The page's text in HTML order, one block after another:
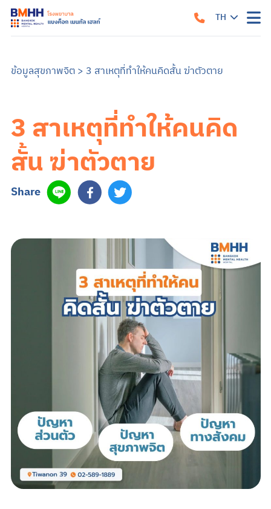
TH
หน้าแรก
เกี่ยวกับเรา
คำแนะนำเมื่อมาถึงโรงพยาบาล
สิ่งอำนวยความสะดวก
คำแนะนำสำหรับผู้ป่วยใน
ข้อมูลสำหรับครอบครัว
บริการของเรา
บริการสำหรับผู้ป่วยนอก
ศูนย์รักษาโรคซึมเศร้าครบวงจร
การบำบัด
บริการสำหรับผู้ป่วยใน
อาการและการรักษา
ซึมเศร้า
วิตกกังวล
จิตเภท
อารมณ์สองขั้ว
สมองเสื่อม
ออทิสติก หรือภาวะออทิสติกสเปกตรัม (ASD)
สมาธิสั้น
โรคแพนิค
ภาวะเครียดหลังเผชิญเหตุการณ์รุนแรง
ข้อมูลสุขภาพ
ค้นหาแพทย์
นัดหมายแพทย์
02-589-1889
ข้อมูลสุขภาพจิต> 3 สาเหตุที่ทำให้คนคิดสั้น ฆ่าตัวตาย
3 สาเหตุที่ทำให้คนคิด
สั้น ฆ่าตัวตาย
Share